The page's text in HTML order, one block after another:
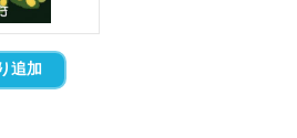
追加